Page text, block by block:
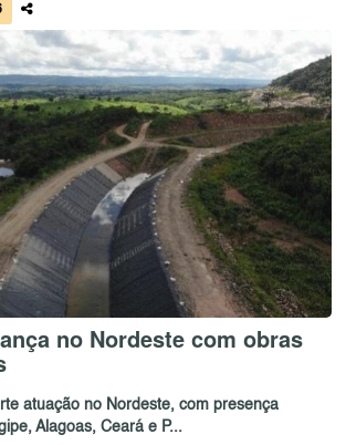
no Nordeste com obras
atuação no Nordeste, com presença
Alagoas, Ceará e P...